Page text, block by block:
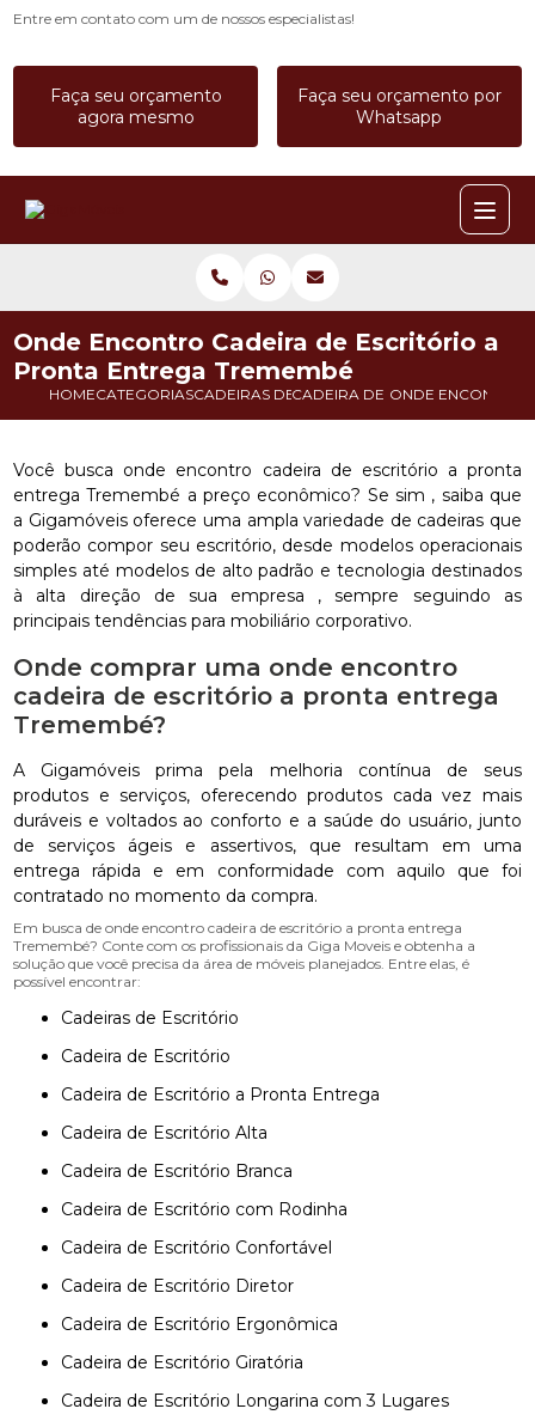
Entre em contato com um de nossos especialistas!
Faça seu orçamento
agora mesmo
Faça seu orçamento por
Whatsapp
HOMECATEGORIASCADEIRAS DE ESCRITORIOCADEIRA DE ESCRITORIO COM
ONDE ENCONTRO
Onde Encontro Cadeira de Escritório a
Pronta Entrega Tremembé
Você busca onde encontro cadeira de escritório a pronta
entrega Tremembé a preço econômico? Se sim , saiba que
a Gigamóveis oferece uma ampla variedade de cadeiras que
poderão compor seu escritório, desde modelos operacionais
simples até modelos de alto padrão e tecnologia destinados
à alta direção de sua empresa , sempre seguindo as
principais tendências para mobiliário corporativo.
Onde comprar uma onde encontro
cadeira de escritório a pronta entrega
Tremembé?
A Gigamóveis prima pela melhoria contínua de seus
produtos e serviços, oferecendo produtos cada vez mais
duráveis e voltados ao conforto e a saúde do usuário, junto
de serviços ágeis e assertivos, que resultam em uma
entrega rápida e em conformidade com aquilo que foi
contratado no momento da compra.
Em busca de onde encontro cadeira de escritório a pronta entrega
Tremembé? Conte com os profissionais da Giga Moveis e obtenha a
solução que você precisa da área de móveis planejados. Entre elas, é
possível encontrar:
Cadeiras de Escritório
Cadeira de Escritório
Cadeira de Escritório a Pronta Entrega
Cadeira de Escritório Alta
Cadeira de Escritório Branca
Cadeira de Escritório com Rodinha
Cadeira de Escritório Confortável
Cadeira de Escritório Diretor
Cadeira de Escritório Ergonômica
Cadeira de Escritório Giratória
Cadeira de Escritório Longarina com 3 Lugares